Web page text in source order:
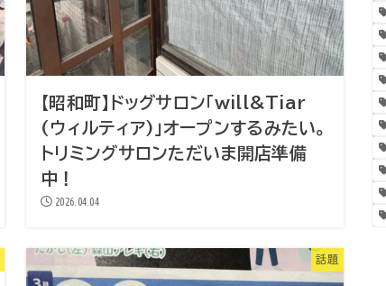
【昭和町】ドッグサロン「will&Tiar
(ウィルティア)」オープンするみたい。
トリミングサロンただいま開店準備
中！
2026.04.04
話題